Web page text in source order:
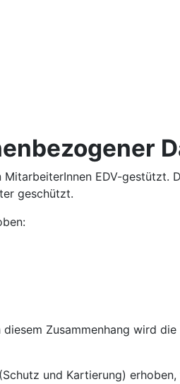
EDV-gestützt.
geschützt.
Zusammenhang wird
und Kartierung)